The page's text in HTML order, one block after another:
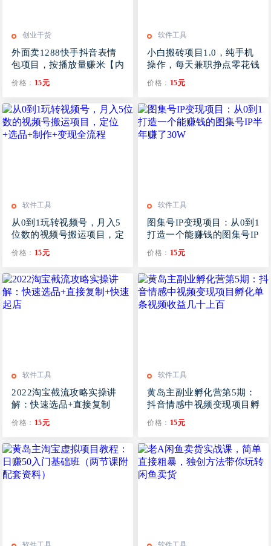
创业干货
外面卖1288快手抖音表情
包项目，按播放量赚米【内
价格： 15元
软件工具
小白搬砖项目1.0，纯手机
操作，每天兼职挣点零花钱
价格： 15元
软件工具
从0到1玩转视频号，月入5
位数的视频号搬运项目，定
价格： 15元
软件工具
图集号IP变现项目：从0到1
打造一个能赚钱的图集号IP
价格： 15元
软件工具
2022淘宝截流攻略实操讲
解：快速选品+直接复制
价格： 15元
软件工具
黄岛主副业孵化营第5期：
抖音情感中视频变现项目孵
价格： 15元